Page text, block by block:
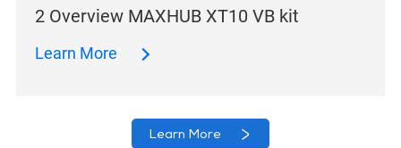
2 Overview MAXHUB XT10 VB kit
Learn More
Learn More